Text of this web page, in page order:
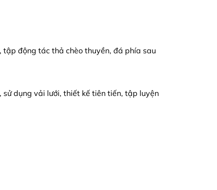
động tác thả chèo thuyền, đá phía sau
dụng vải lưới, thiết kế tiên tiến, tập luyện